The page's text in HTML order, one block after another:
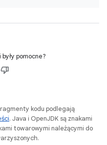
pomocne?
kodu podlegają
. Java i OpenJDK są znakami
towarowymi należącymi do